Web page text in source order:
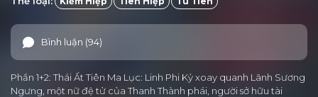
Bình luận (94)
Phần 1+2: Thái Ất Tiên Ma Lục: Linh Phi Kỷ xoay quanh Lãnh Sương
Ngưng, một nữ đệ tử của Thanh Thành phái, người sở hữu tài